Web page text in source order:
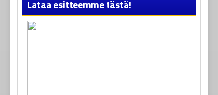
Lataa esitteemme tästä!